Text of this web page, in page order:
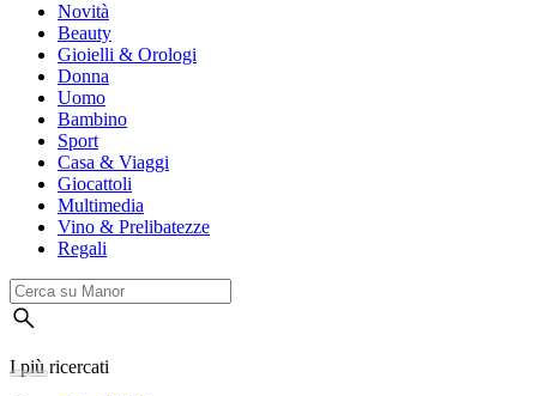
Novità
Beauty
Gioielli & Orologi
Donna
Uomo
Bambino
Sport
Casa & Viaggi
Giocattoli
Multimedia
Vino & Prelibatezze
Regali
I più ricercati